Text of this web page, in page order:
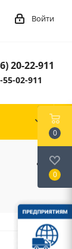
Войти
20-22-911
55-02-911
0
0